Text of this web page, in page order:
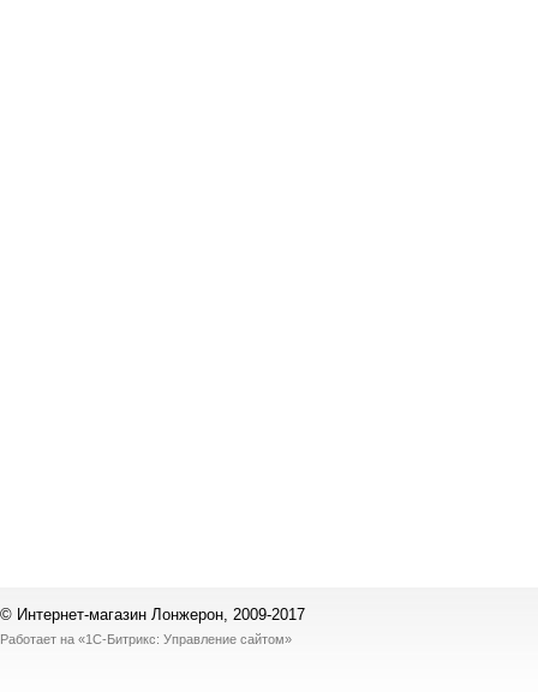
© Интернет-магазин Лонжерон, 2009-2017
Работает на «1С-Битрикс: Управление сайтом»